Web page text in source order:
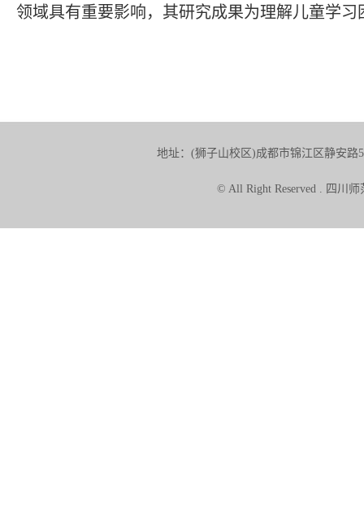
领域具有重要影响，其研究成果为理解儿童学
地址：(狮子山校区)成都市锦江区静
© All Right Reserved . 四川